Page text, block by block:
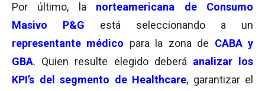
Por último, la norteamericana de Consumo
Masivo P&G está seleccionando a un
representante médico para la zona de CABA y
GBA. Quien resulte elegido deberá analizar los
KPI’s del segmento de Healthcare, garantizar el